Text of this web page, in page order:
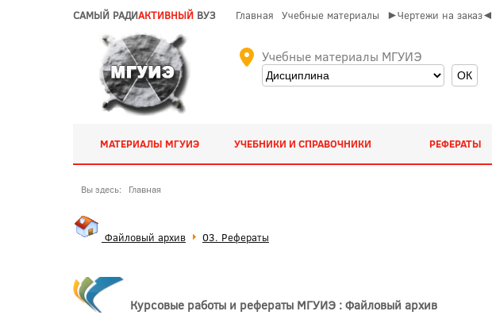
САМЫЙ РАДИАКТИВНЫЙ ВУЗ Главная Учебные материалы ►Чертежи на заказ◄
Учебные материалы МГУИЭ
МАТЕРИАЛЫ МГУИЭ УЧЕБНИКИ И СПРАВОЧНИКИ РЕФЕРАТЫ
Вы здесь: Главная
Файловый архив 03. Рефераты
Курсовые работы и рефераты МГУИЭ : Файловый архив